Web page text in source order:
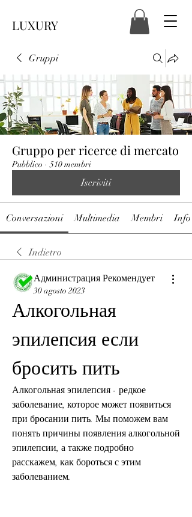
LUXURY
Gruppi
Gruppo per ricerce di mercato
Pubblico · 510 membri
Iscriviti
Conversazioni Multimedia Membri Info
Indietro
Администрация Рекомендует
30 agosto 2023
Алкогольная
эпилепсия если
бросить пить
Алкогольная эпилепсия - редкое
заболевание, которое может появиться
при бросании пить. Мы поможем вам
понять причины появления алкогольной
эпилепсии, а также подробно
расскажем, как бороться с этим
заболеванием.